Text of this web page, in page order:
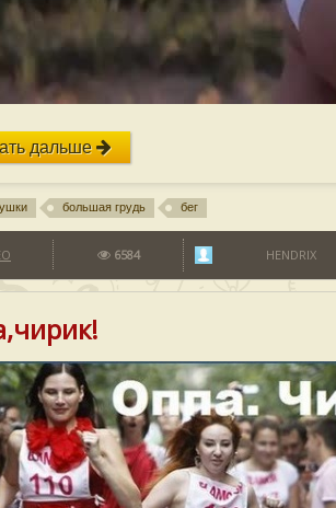
дальше
большая грудь бег
6584 HENDRIX